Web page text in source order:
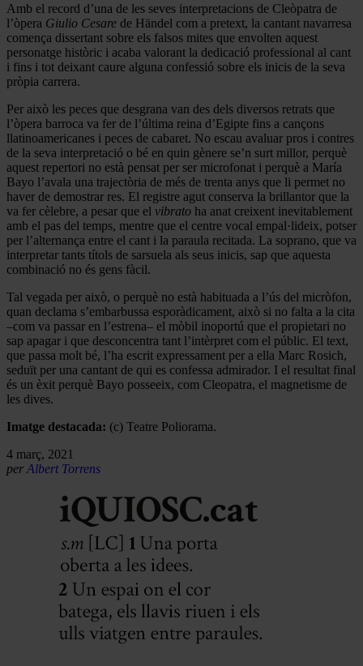
Amb el record d’una de les seves interpretacions de Cleòpatra de
l’òpera Giulio Cesare de Händel com a pretext, la cantant navarresa
comença dissertant sobre els falsos mites que envolten aquest
personatge històric i acaba valorant la dedicació professional al cant
i fins i tot deixant caure alguna confessió sobre els inicis de la seva
pròpia carrera.
Per això les peces que desgrana van des dels diversos retrats que
l’òpera barroca va fer de l’última reina d’Egipte fins a cançons
llatinoamericanes i peces de cabaret. No escau avaluar pros i contres
de la seva interpretació o bé en quin gènere se’n surt millor, perquè
aquest repertori no està pensat per ser microfonat i perquè a María
Bayo l’avala una trajectòria de més de trenta anys que li permet no
haver de demostrar res. El registre agut conserva la brillantor que la
va fer cèlebre, a pesar que el vibrato ha anat creixent inevitablement
amb el pas del temps, mentre que el centre vocal empal·lideix, potser
per l’alternança entre el cant i la paraula recitada. La soprano, que va
interpretar tants títols de sarsuela als seus inicis, sap que aquesta
combinació no és gens fàcil.
Tal vegada per això, o perquè no està habituada a l’ús del micròfon,
quan declama s’embarbussa esporàdicament, això si no falta a la cita
–com va passar en l’estrena– el mòbil inoportú que el propietari no
sap apagar i que desconcentra tant l’intèrpret com el públic. El text,
que passa molt bé, l’ha escrit expressament per a ella Marc Rosich,
seduït per una cantant de qui es confessa admirador. I el resultat final
és un èxit perquè Bayo posseeix, com Cleopatra, el magnetisme de
les dives.
Imatge destacada: (c) Teatre Poliorama.
4 març, 2021
per Albert Torrens